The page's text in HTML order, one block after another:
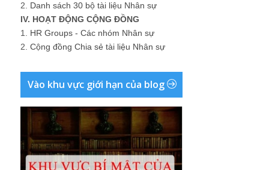
2. Danh sách 30 bộ tài liệu Nhân sự
IV. HOẠT ĐỘNG CỘNG ĐỒNG
1. HR Groups - Các nhóm Nhân sự
2. Cộng đồng Chia sẻ tài liệu Nhân sự
Vào khu vực giới hạn của blog